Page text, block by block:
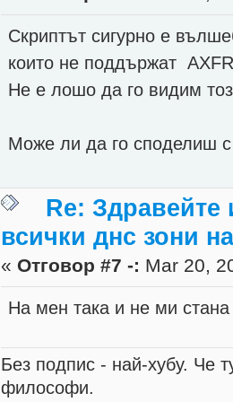
Скриптът сигурно е
които не поддържат
Не е лошо да го видим
Може ли да го споделиш
Re: Здравейте
всички днс зони
« Отговор #7 -: Mar 20,
На мен така и не ми
Без подпис - най-хубу. Че
философи.